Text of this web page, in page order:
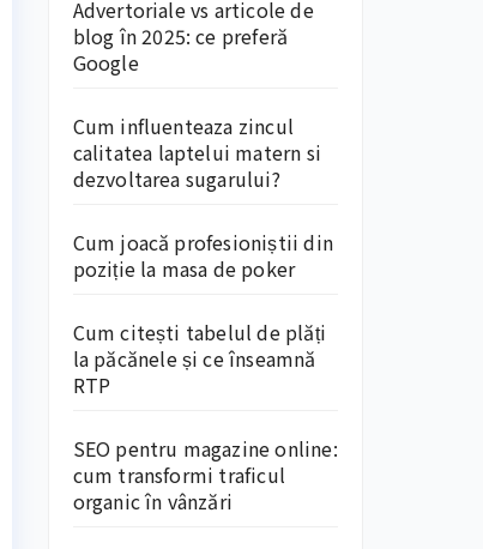
Advertoriale vs articole de
blog în 2025: ce preferă
Google
Cum influenteaza zincul
calitatea laptelui matern si
dezvoltarea sugarului?
Cum joacă profesioniștii din
poziție la masa de poker
Cum citești tabelul de plăți
la păcănele și ce înseamnă
RTP
SEO pentru magazine online:
cum transformi traficul
organic în vânzări